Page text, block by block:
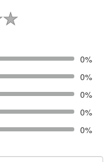
0%
0%
0%
0%
0%